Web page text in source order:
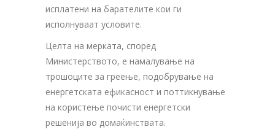
исплатени на барателите кои ги
исполнуваат условите.
Целта на мерката, според
Министерството, е намалување на
трошоците за греење, подобрување на
енергетската ефикасност и поттикнување
на користење почисти енергетски
решенија во домаќинствата.